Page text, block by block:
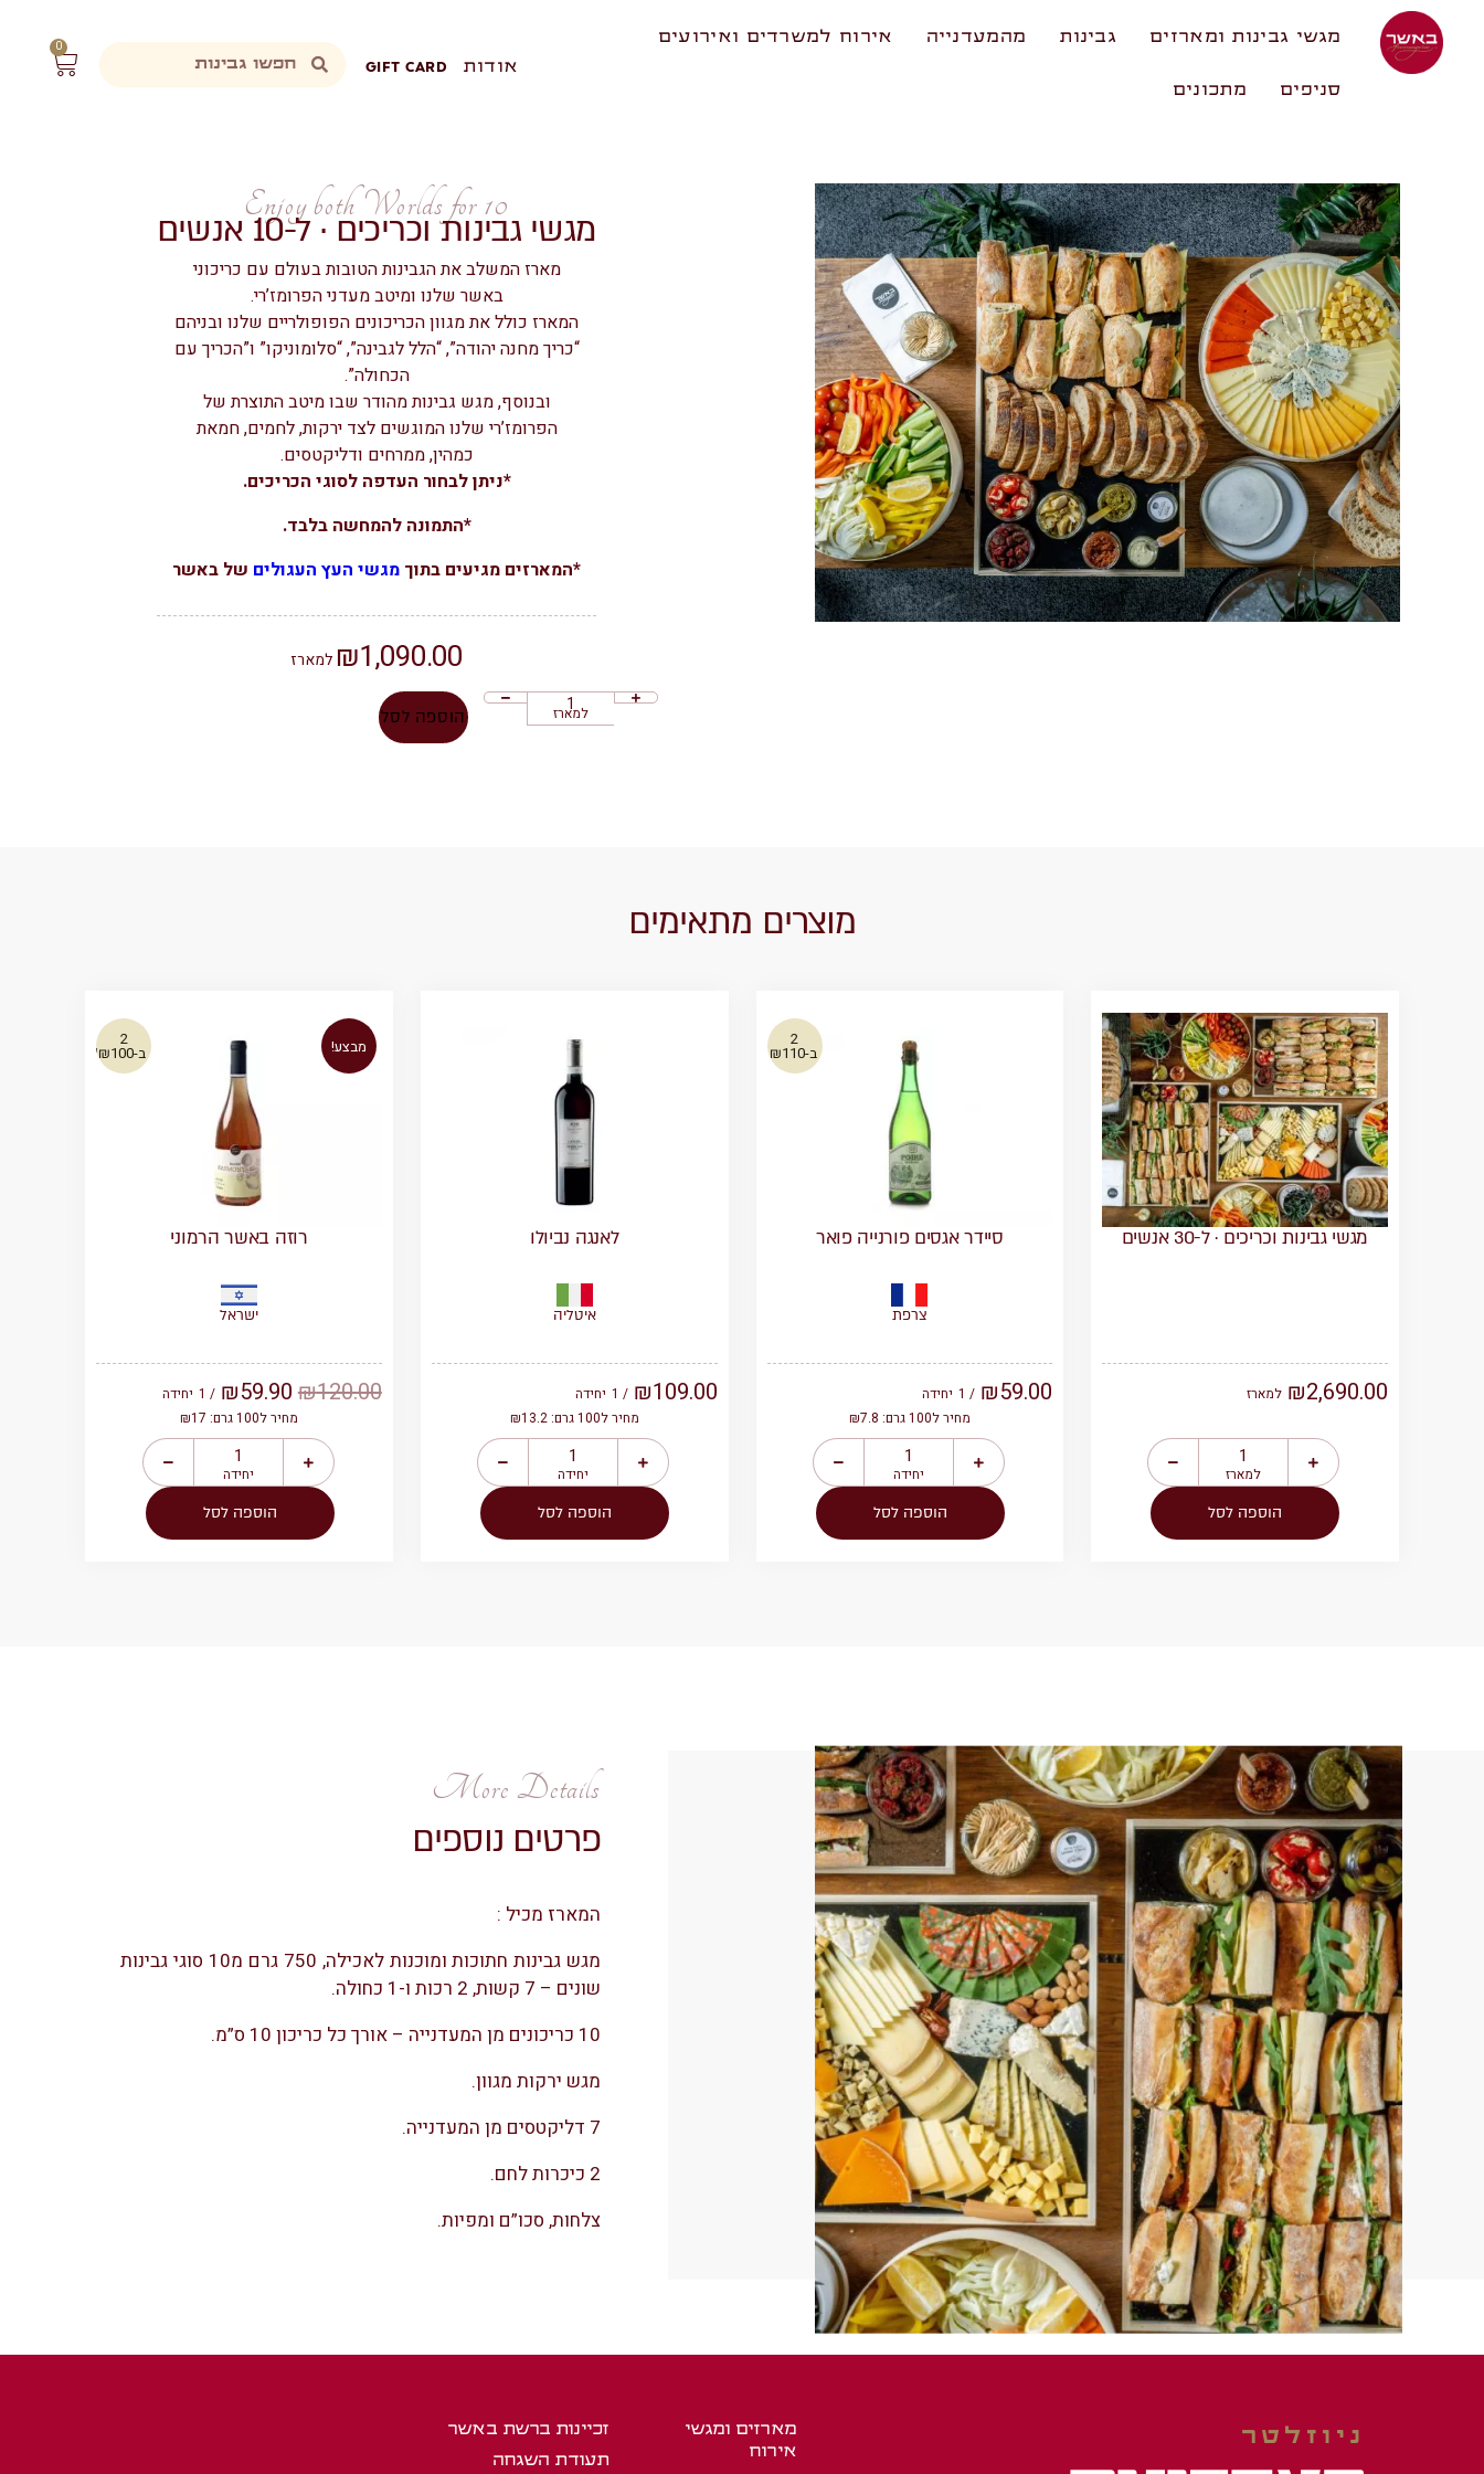
מגשי גבינות ומארזים גבינות מהמעדנייה אירוח למשרדים ואירועים
סניפים מתכונים
אודות GIFT CARD
0
Enjoy both Worlds for 10
מגשי גבינות וכריכים · ל-10 אנשים
מארז המשלב את הגבינות הטובות בעולם עם כריכוני
באשר שלנו ומיטב מעדני הפרומז’רי.
המארז כולל את מגוון הכריכונים הפופולריים שלנו ובניהם
“כריך מחנה יהודה”, “הלל לגבינה”, “סלומוניקו” ו”הכריך עם
הכחולה”.
ובנוסף, מגש גבינות מהודר שבו מיטב התוצרת של
הפרומז’רי שלנו המוגשים לצד ירקות, לחמים, חמאת
כמהין, ממרחים ודליקטסים.
*ניתן לבחור העדפה לסוגי הכריכים.
*התמונה להמחשה בלבד​.
*המארזים מגיעים בתוך מגשי העץ העגולים של באשר
₪1,090.00 למארז
למארז הוספה לסל
מוצרים מתאימים
מגשי גבינות וכריכים · ל-30 אנשים
₪2,690.00 למארז
למארז
הוספה לסל
2
ב-₪110
סיידר אגסים פורנייה פואר
צרפת
₪59.00
/ 1
יחידה
מחיר ל100 גרם: ₪7.8
יחידה
הוספה לסל
לאנגה נביולו
איטליה
₪109.00
/ 1
יחידה
מחיר ל100 גרם: ₪13.2
יחידה
הוספה לסל
מבצע! 2
ב-₪100!
רוזה באשר הרמוני
ישראל
₪120.00
₪59.90
/ 1
יחידה
מחיר ל100 גרם: ₪17
יחידה
הוספה לסל
More Details
פרטים נוספים
המארז מכיל :
מגש גבינות חתוכות ומוכנות לאכילה, 750 גרם מ10 סוגי גבינות
שונים – 7 קשות, 2 רכות ו-1 כחולה.
10 כריכונים מן המעדנייה – אורך כל כריכון 10 ס”מ.
מגש ירקות מגוון.
7 דליקטסים מן המעדנייה.
2 כיכרות לחם.
צלחות, סכו”ם ומפיות.
ניוזלטר
מארזים ומגשי
אירוח
זכיינות ברשת באשר
תעודת השגחה